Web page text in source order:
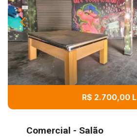
R$ 2.700,00 L
Comercial - Salão